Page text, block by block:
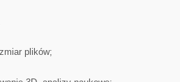
plików;